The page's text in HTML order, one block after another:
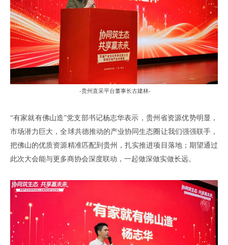
-贵州直采平台董事长古建林-
“有家就有佛山造”党支部书记杨志华表示 ，贵州省资源优势明显，
市场潜力巨大，全球共德推动的产业协同生态圈让我们强强联手，
把佛山的优质资源精准匹配到 贵州，扎实推进项目落地；期望通过
此次大会能与更多商协会深度联动，一起做深做实做长远。